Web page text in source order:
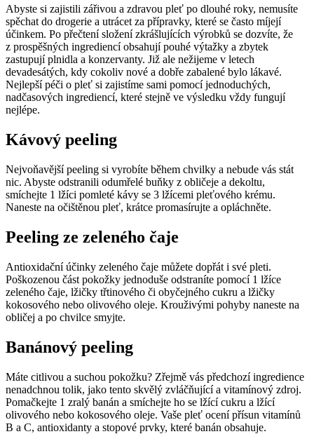
Abyste si zajistili zářivou a zdravou pleť po dlouhé roky, nemusíte
spěchat do drogerie a utrácet za přípravky, které se často míjejí
účinkem. Po přečtení složení zkrášlujících výrobků se dozvíte, že
z prospěšných ingrediencí obsahují pouhé výtažky a zbytek
zastupují plnidla a konzervanty. Již ale nežijeme v letech
devadesátých, kdy cokoliv nové a dobře zabalené bylo lákavé.
Nejlepší péči o pleť si zajistíme sami pomocí jednoduchých,
nadčasových ingrediencí, které stejně ve výsledku vždy fungují
nejlépe.
Kávový peeling
Nejvoňavější peeling si vyrobíte během chvilky a nebude vás stát
nic. Abyste odstranili odumřelé buňky z obličeje a dekoltu,
smíchejte 1 lžíci pomleté kávy se 3 lžícemi pleťového krému.
Naneste na očištěnou pleť, krátce promasírujte a opláchněte.
Peeling ze zeleného čaje
Antioxidační účinky zeleného čaje můžete dopřát i své pleti.
Poškozenou část pokožky jednoduše odstraníte pomocí 1 lžíce
zeleného čaje, lžičky třtinového či obyčejného cukru a lžičky
kokosového nebo olivového oleje. Krouživými pohyby naneste na
obličej a po chvilce smyjte.
Banánový peeling
Máte citlivou a suchou pokožku? Zřejmě vás předchozí ingredience
nenadchnou tolik, jako tento skvělý zvláčňující a vitamínový zdroj.
Pomačkejte 1 zralý banán a smíchejte ho se lžící cukru a lžící
olivového nebo kokosového oleje. Vaše pleť ocení přísun vitamínů
B a C, antioxidanty a stopové prvky, které banán obsahuje.